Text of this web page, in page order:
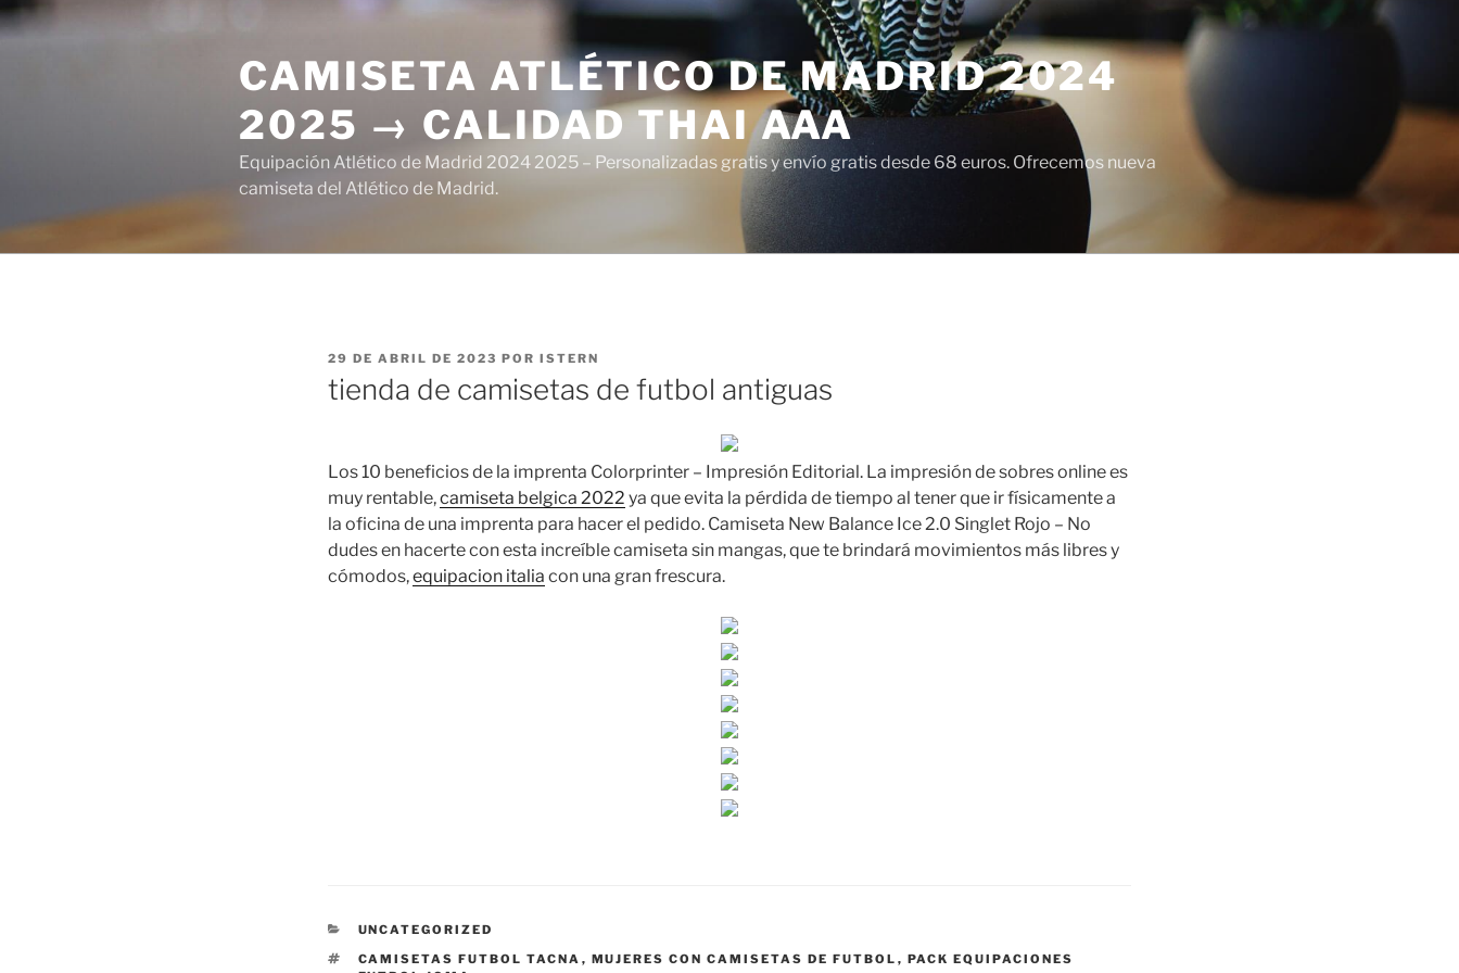
Saltar
al
CAMISETA ATLÉTICO DE MADRID 2024
2025 → CALIDAD THAI AAA
Equipación Atlético de Madrid 2024 2025 – Personalizadas gratis y envío gratis desde 68 euros. Ofrecemos nueva
camiseta del Atlético de Madrid.
PUBLICADO
EL
29 DE ABRIL DE 2023 POR ISTERN
tienda de camisetas de futbol antiguas
Los 10 beneficios de la imprenta Colorprinter – Impresión Editorial. La impresión de sobres online es
muy rentable,camiseta belgica 2022 ya que evita la pérdida de tiempo al tener que ir físicamente a
la oficina de una imprenta para hacer el pedido. Camiseta New Balance Ice 2.0 Singlet Rojo – No
dudes en hacerte con esta increíble camiseta sin mangas, que te brindará movimientos más libres y
cómodos,equipacion italia con una gran frescura.
CATEGORÍAS
UNCATEGORIZED
ETIQUETAS
CAMISETAS FUTBOL TACNA , MUJERES CON CAMISETAS DE FUTBOL , PACK EQUIPACIONES